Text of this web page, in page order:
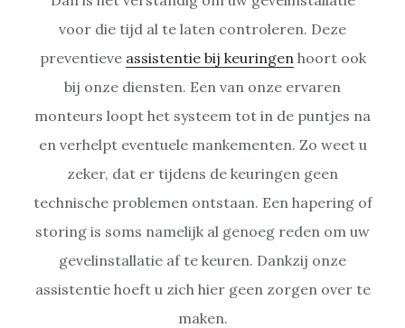
voor die tijd al te laten controleren. Deze
preventieve assistentie bij keuringen hoort ook
bij onze diensten. Een van onze ervaren
monteurs loopt het systeem tot in de puntjes na
en verhelpt eventuele mankementen. Zo weet u
zeker, dat er tijdens de keuringen geen
technische problemen ontstaan. Een hapering of
storing is soms namelijk al genoeg reden om uw
gevelinstallatie af te keuren. Dankzij onze
assistentie hoeft u zich hier geen zorgen over te
maken.